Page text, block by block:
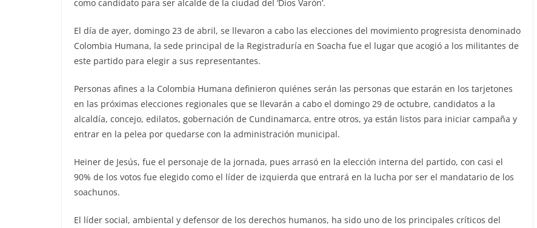
como candidato para ser alcalde de la ciudad del ‘Dios Varón’.
El día de ayer, domingo 23 de abril, se llevaron a cabo las elecciones del movimiento progresista denominado
Colombia Humana, la sede principal de la Registraduría en Soacha fue el lugar que acogió a los militantes de
este partido para elegir a sus representantes.
Personas afines a la Colombia Humana definieron quiénes serán las personas que estarán en los tarjetones
en las próximas elecciones regionales que se llevarán a cabo el domingo 29 de octubre, candidatos a la
alcaldía, concejo, edilatos, gobernación de Cundinamarca, entre otros, ya están listos para iniciar campaña y
entrar en la pelea por quedarse con la administración municipal.
Heiner de Jesús, fue el personaje de la jornada, pues arrasó en la elección interna del partido, con casi el
90% de los votos fue elegido como el líder de izquierda que entrará en la lucha por ser el mandatario de los
soachunos.
El líder social, ambiental y defensor de los derechos humanos, ha sido uno de los principales críticos del